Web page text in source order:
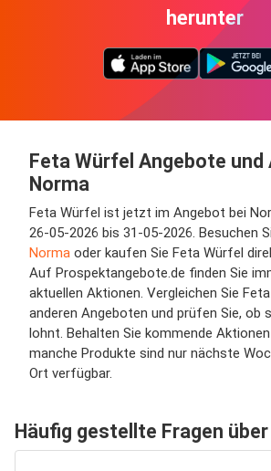
herunter
Feta Würfel Angebote und
Norma
Feta Würfel ist jetzt im Angebot bei
26-05-2026 bis 31-05-2026. Besuchen
Norma oder kaufen Sie Feta Würfel
Auf Prospektangebote.de finden Sie
aktuellen Aktionen. Vergleichen Sie
anderen Angeboten und prüfen Sie, ob
lohnt. Behalten Sie kommende
manche Produkte sind nur nächste
Ort verfügbar.
Häufig gestellte Fragen